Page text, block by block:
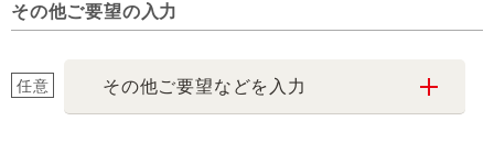
その他ご要望の入力
任意 その他ご要望などを入力